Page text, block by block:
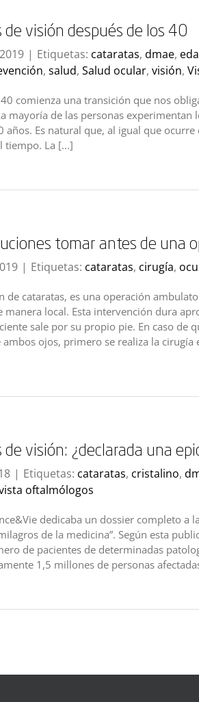
de visión después de los 40
| Etiquetas: cataratas, dmae,
, salud, Salud ocular, visión,
comienza una transición que nos
mayoría de las personas experimentan
años. Es natural que, al igual que
tiempo. La [...]
tomar antes de una
| Etiquetas: cataratas, cirugía,
de cataratas, es una operación
manera local. Esta intervención dura
sale por su propio pie. En caso de
ojos, primero se realiza la
de visión: ¿declarada una
| Etiquetas: cataratas, cristalino,
oftalmólogos
dedicaba un dossier completo
de la medicina”. Según esta
de pacientes de determinadas
1,5 millones de personas